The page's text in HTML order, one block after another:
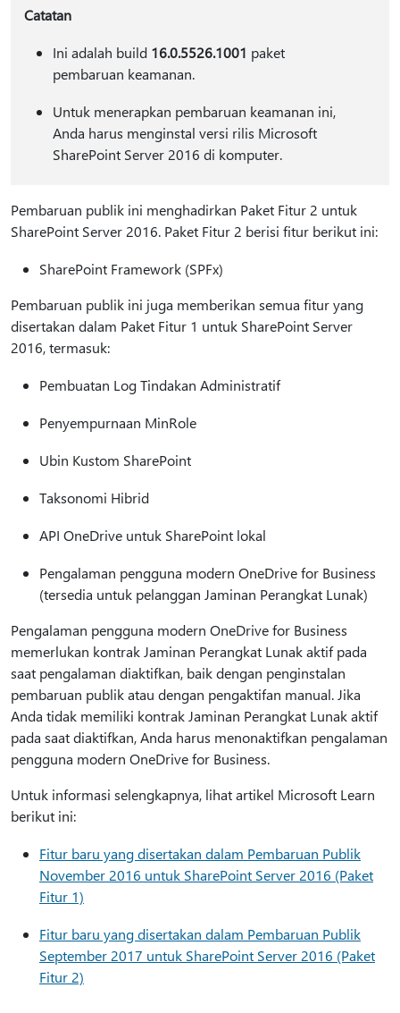
Catatan
Ini adalah build 16.0.5526.1001 paket
pembaruan keamanan.
Untuk menerapkan pembaruan keamanan ini,
Anda harus menginstal versi rilis Microsoft
SharePoint Server 2016 di komputer.
Pembaruan publik ini menghadirkan Paket Fitur 2 untuk
SharePoint Server 2016. Paket Fitur 2 berisi fitur berikut ini:
SharePoint Framework (SPFx)
Pembaruan publik ini juga memberikan semua fitur yang
disertakan dalam Paket Fitur 1 untuk SharePoint Server
2016, termasuk:
Pembuatan Log Tindakan Administratif
Penyempurnaan MinRole
Ubin Kustom SharePoint
Taksonomi Hibrid
API OneDrive untuk SharePoint lokal
Pengalaman pengguna modern OneDrive for Business
(tersedia untuk pelanggan Jaminan Perangkat Lunak)
Pengalaman pengguna modern OneDrive for Business
memerlukan kontrak Jaminan Perangkat Lunak aktif pada
saat pengalaman diaktifkan, baik dengan penginstalan
pembaruan publik atau dengan pengaktifan manual. Jika
Anda tidak memiliki kontrak Jaminan Perangkat Lunak aktif
pada saat diaktifkan, Anda harus menonaktifkan pengalaman
pengguna modern OneDrive for Business.
Untuk informasi selengkapnya, lihat artikel Microsoft Learn
berikut ini:
Fitur baru yang disertakan dalam Pembaruan Publik
November 2016 untuk SharePoint Server 2016 (Paket
Fitur 1)
Fitur baru yang disertakan dalam Pembaruan Publik
September 2017 untuk SharePoint Server 2016 (Paket
Fitur 2)